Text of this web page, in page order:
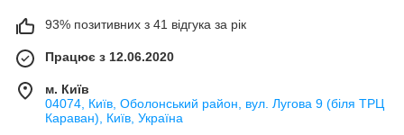
93% позитивних з 41 відгука за рік
Працює з 12.06.2020
м. Київ
04074, Київ, Оболонський район, вул. Лугова 9 (біля ТРЦ
Караван), Київ, Україна